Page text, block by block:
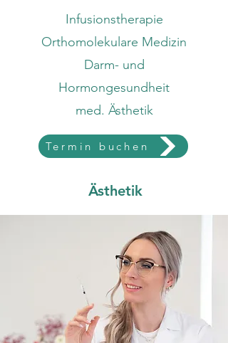
Infusionstherapie
Orthomolekulare Medizin
Darm- und
Hormongesundheit
med. Ästhetik
Termin buchen
Ästhetik